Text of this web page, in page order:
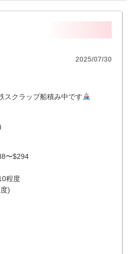
2025/07/30
スクラップ船積み中です
〜$294
程度
)